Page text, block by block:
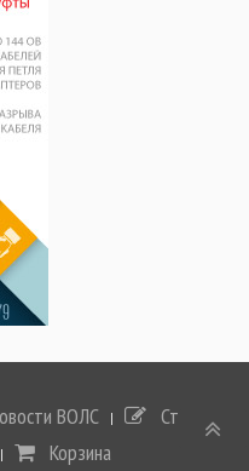
ВОЛС
Статьи
Корзина